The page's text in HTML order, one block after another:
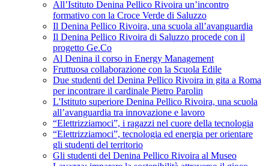
All’Istituto Denina Pellico Rivoira un’incontro
formativo con la Croce Verde di Saluzzo
Il Denina Pellico Rivoira, una scuola all’avanguardia
Il Denina Pellico Rivoira di Saluzzo procede con il
progetto Ge.Co
Al Denina il corso in Energy Management
Fruttuosa collaborazione con la Scuola Edile
Due studenti del Denina Pellico Rivoira in gita a Roma
per incontrare il cardinale Pietro Parolin
L'Istituto superiore Denina Pellico Rivoira, una scuola
all’avanguardia tra innovazione e lavoro
“Elettrizziamoci”, i ragazzi nel cuore della tecnologia
“Elettrizziamoci”, tecnologia ed energia per orientare
gli studenti del territorio
Gli studenti del Denina Pellico Rivoira al Museo